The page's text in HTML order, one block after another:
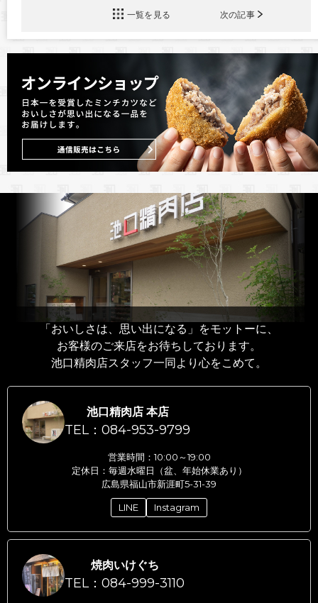
一覧を見る 次の記事
「おいしさは、思い出になる」をモットーに、
お客様のご来店をお待ちしております。
池口精肉店スタッフ一同より心をこめて。
池口精肉店 本店
TEL：084-953-9799
営業時間：10:00～19:00
定休日：毎週水曜日（盆、年始休業あり）
広島県福山市新涯町5-31-39
LINE Instagram
焼肉いけぐち
TEL：084-999-3110